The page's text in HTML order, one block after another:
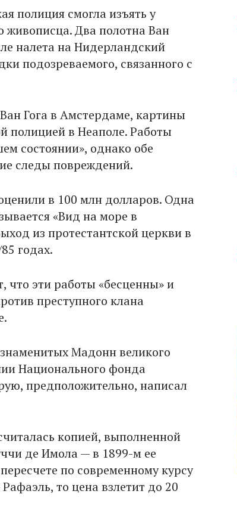
полиция смогла изъять у
живописца. Два полотна Ван
налета на Нидерландский
подозреваемого, связанного с
Гога в Амстердаме, картины
полицией в Неаполе. Работы
состоянии», однако обе
следы повреждений.
в 100 млн долларов. Одна
«Вид на море в
из протестантской церкви в
годах.
что эти работы «бесценны» и
преступного клана
Мадонн великого
Национального фонда
предположительно, написал
копией, выполненной
де Имола — в 1899-м ее
по современному курсу
то цена взлетит до 20